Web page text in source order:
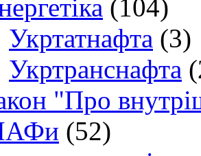
(104)
Укртатнафта (3)
Укртранснафта
"Про
(52)